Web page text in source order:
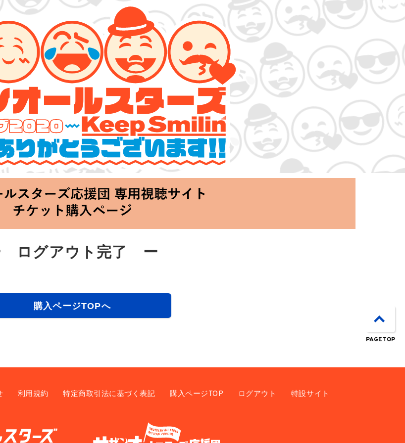
イブ 2020
りがとうございます!!～」
at 横浜アリーナ
ログアウト完了 ー
購入ページTOPへ
利用規約 特定商取引法に基づく表記 購入ページTOP ログアウト 特設サイト
PAGE TOP